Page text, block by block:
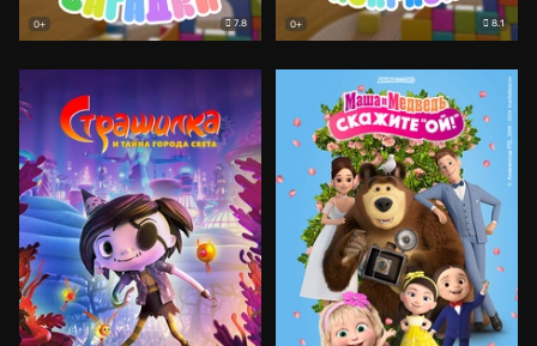
0+ 7.8 0+ 8.1